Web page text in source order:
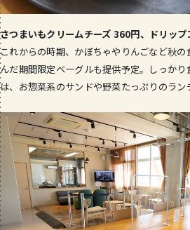
さつまいもクリームチーズ 360円、ドリッ
これからの時期、かぼちゃやりんごなど秋
んだ期間限定ベーグルも提供予定。しっか
は、お惣菜系のサンドや野菜たっぷりのラン